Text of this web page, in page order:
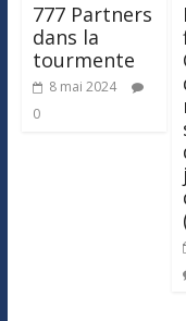
777 Partners
dans la
tourmente
8 mai 2024
0